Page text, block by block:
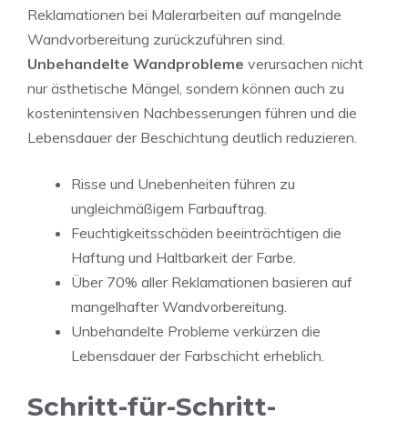
Reklamationen bei Malerarbeiten auf mangelnde
Wandvorbereitung zurückzuführen sind.
Unbehandelte Wandprobleme verursachen nicht
nur ästhetische Mängel, sondern können auch zu
kostenintensiven Nachbesserungen führen und die
Lebensdauer der Beschichtung deutlich reduzieren.
Risse und Unebenheiten führen zu
ungleichmäßigem Farbauftrag.
Feuchtigkeitsschäden beeinträchtigen die
Haftung und Haltbarkeit der Farbe.
Über 70% aller Reklamationen basieren auf
mangelhafter Wandvorbereitung.
Unbehandelte Probleme verkürzen die
Lebensdauer der Farbschicht erheblich.
Schritt-für-Schritt-